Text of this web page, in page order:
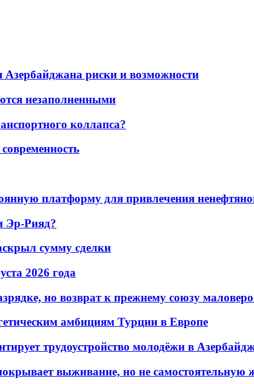
риски и возможности
незаполненными
коллапса?
платформу для привлечения
Эр-Рияд?
сумму сделки
2026 года
но возврат к прежнему союзу
амбициям Турции в Европе
трудоустройство молодёжи в
выживание, но не самостоятельную